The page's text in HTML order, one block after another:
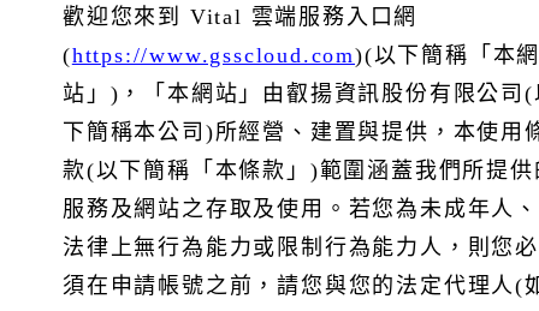
s
力
歡迎您來到 Vital 雲端服務入口網
(https://www.gsscloud.com)(以下簡稱「本
站」)，「本網站」由叡揚資訊股份有限公司(
下簡稱本公司)所經營、建置與提供，本使用
款(以下簡稱「本條款」)範圍涵蓋我們所提供
服務及網站之存取及使用。若您為未成年人、
法律上無行為能力或限制行為能力人，則您必
須在申請帳號之前，請您與您的法定代理人(